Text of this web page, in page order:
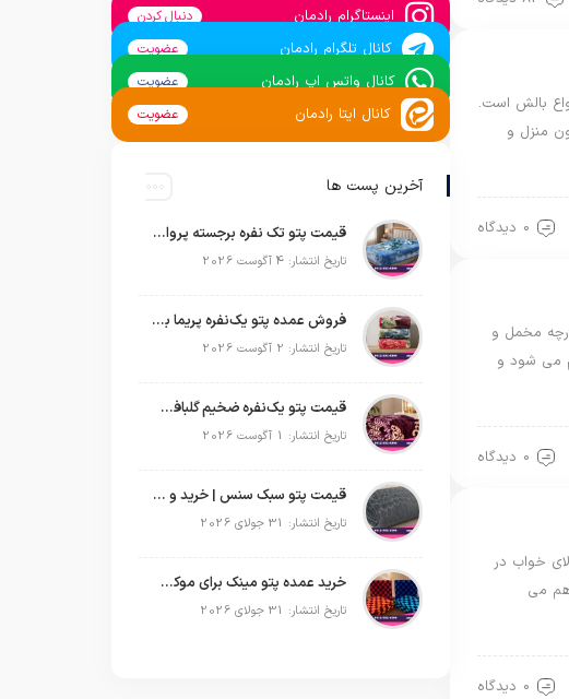
بالش است.
منزل و
0 دیدگاه
مخمل و
می شود و
0 دیدگاه
خواب در
می
0 دیدگاه
اینستاگرام رادمان دنبال کردن
کانال تلگرام رادمان عضویت
کانال واتس اپ رادمان عضویت
کانال ایتا رادمان عضویت
آخرین پست ها
قیمت پتو تک نفره برجسته پروانه | خرید عمده مستقیم با بهترین قیمت بازار
تاریخ انتشار: 4 آگوست 2026
فروش عمده پتو یک‌نفره پریما با قیمت تولیدی و ارسال به سراسر کشور
تاریخ انتشار: 2 آگوست 2026
قیمت پتو یک‌نفره ضخیم گلبافت | خرید عمده مستقیم با بهترین قیمت
تاریخ انتشار: 1 آگوست 2026
قیمت پتو سبک سنس | خرید و پخش عمده پتو مسافرتی Sense
تاریخ انتشار: 31 جولای 2026
خرید عمده پتو مینک برای موکب‌های اربعین | قیمت مناسب و ارسال سریع
تاریخ انتشار: 31 جولای 2026